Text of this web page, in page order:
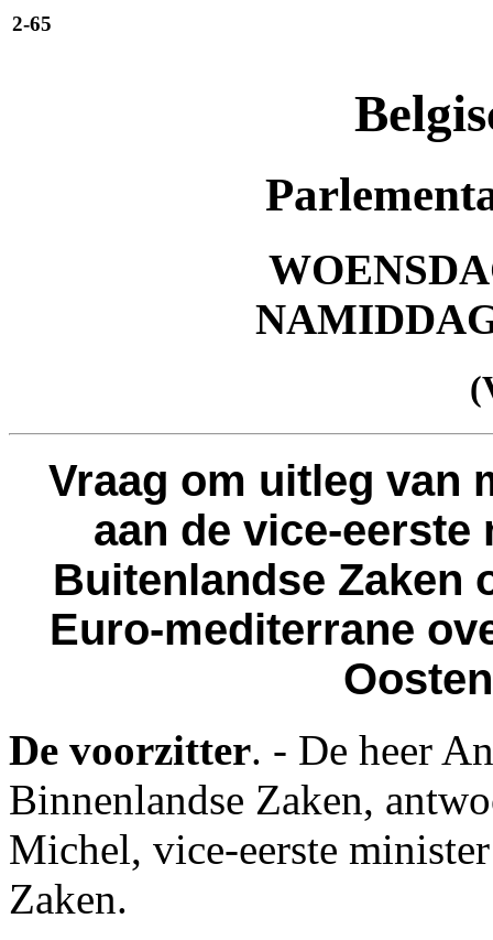
2-65
Vraag om uitleg van
aan de vice-
Buitenlandse Zaken
Euro-mediterrane
De voorzitter. - De heer
Binnenlandse Zaken,
Michel, vice-eerste
Zaken.